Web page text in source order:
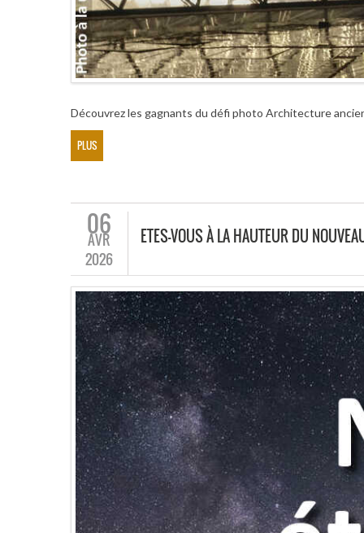
Découvrez les gagnants du défi photo Architecture
PLUS
06
AVR
2026
ETES-VOUS À LA HAUTEUR DU